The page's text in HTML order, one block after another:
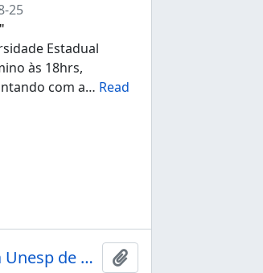
25
Estadual
às 18hrs,
com a… Read
Ata da 274ª sessão ordinária do Conselho Universitário da Unesp de 15/12/2022
Add to clipboard